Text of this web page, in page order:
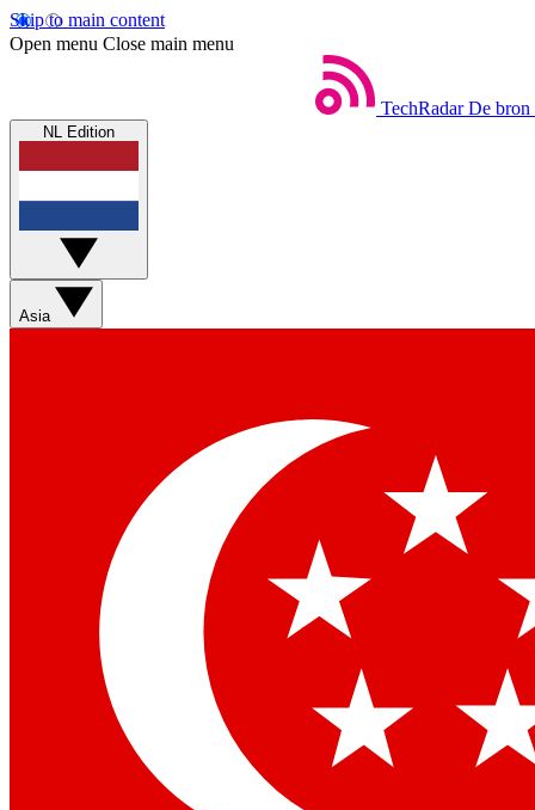
Skip to main content
Open menu Close main menu
TechRadar De bron
NL Edition
Asia